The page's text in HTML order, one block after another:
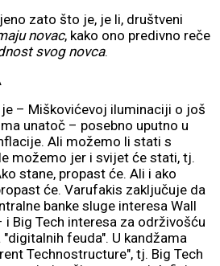
zato što je, je li, društveni
novac, kako ono predivno reče
svog novca.
je – Miškovićevoj iluminaciji o još
unatoč – posebno uputno u
Ali možemo li stati s
možemo jer i svijet će stati, tj.
stane, propast će. Ali i ako
će. Varufakis zaključuje da
banke sluge interesa Wall
Big Tech interesa za održivošću
feuda". U kandžama
Technostructure", tj. Big Tech